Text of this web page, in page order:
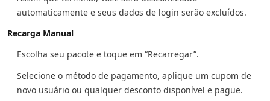
automaticamente e seus dados de login serão excluídos.
Recarga Manual
Escolha seu pacote e toque em “Recarregar”.
Selecione o método de pagamento, aplique um cupom de
novo usuário ou qualquer desconto disponível e pague.